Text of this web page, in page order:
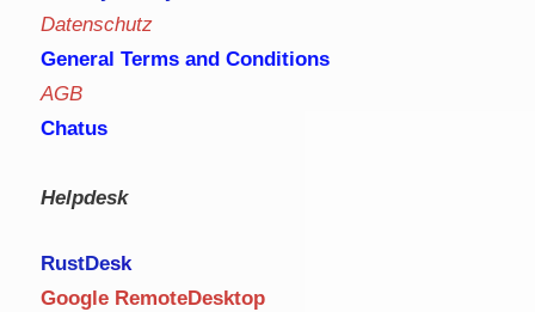
Datenschutz
General Terms and Conditions
AGB
Chatus
Helpdesk
RustDesk
Google RemoteDesktop